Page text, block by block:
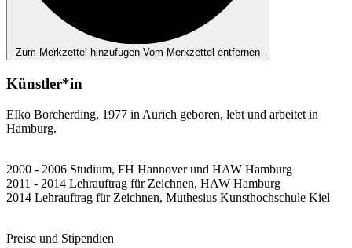
Zum Merkzettel hinzufügen Vom Merkzettel entfernen
Künstler*in
EIko Borcherding, 1977 in Aurich geboren, lebt und arbeitet in
Hamburg.
2000 - 2006 Studium, FH Hannover und HAW Hamburg
2011 - 2014 Lehrauftrag für Zeichnen, HAW Hamburg
2014 Lehrauftrag für Zeichnen, Muthesius Kunsthochschule Kiel
Preise und Stipendien